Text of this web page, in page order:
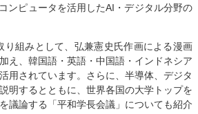
ンピュータを活用したAI・デジタル分野の
組みとして、弘兼憲史氏作画による漫画
え、韓国語・英語・中国語・インドネシア
用されています。さらに、半導体、デジタ
明するとともに、世界各国の大学トップを
議論する「平和学長会議」についても紹介